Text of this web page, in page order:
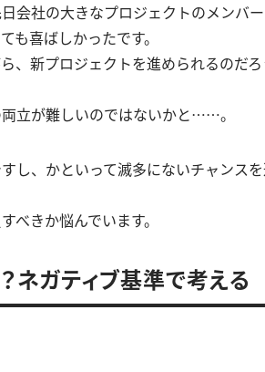
会社の大きなプロジェクトのメンバー
も喜ばしかったです。
、新プロジェクトを進められるのだ
立が難しいのではないかと……。
し、かといって滅多にないチャンス
べきか悩んでいます。
ネガティブ基準で考える